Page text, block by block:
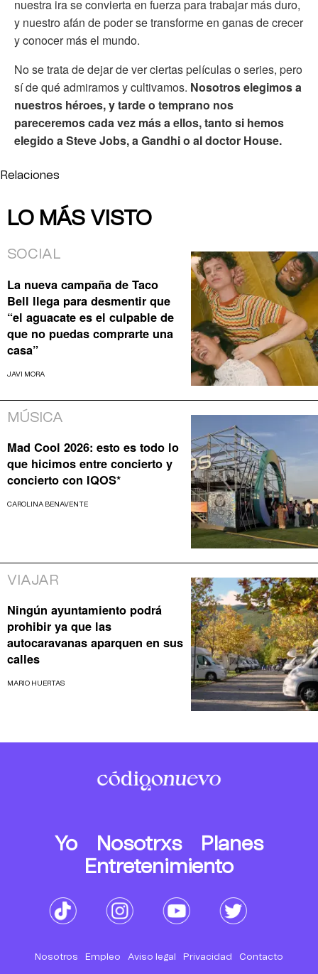
nuestra ira se convierta en fuerza para trabajar más duro,
y nuestro afán de poder se transforme en ganas de crecer
y conocer más el mundo.
No se trata de dejar de ver ciertas películas o series, pero
sí de qué admiramos y cultivamos. Nosotros elegimos a
nuestros héroes, y tarde o temprano nos
pareceremos cada vez más a ellos, tanto si hemos
elegido a Steve Jobs, a Gandhi o al doctor House.
Relaciones
LO MÁS VISTO
SOCIAL
La nueva campaña de Taco
Bell llega para desmentir que
“el aguacate es el culpable de
que no puedas comprarte una
casa”
JAVI MORA
MÚSICA
Mad Cool 2026: esto es todo lo
que hicimos entre concierto y
concierto con IQOS*
CAROLINA BENAVENTE
VIAJAR
Ningún ayuntamiento podrá
prohibir ya que las
autocaravanas aparquen en sus
calles
MARIO HUERTAS
Yo Nosotrxs
Planes
Entretenimiento
Nosotros Empleo Aviso legal Privacidad Contacto